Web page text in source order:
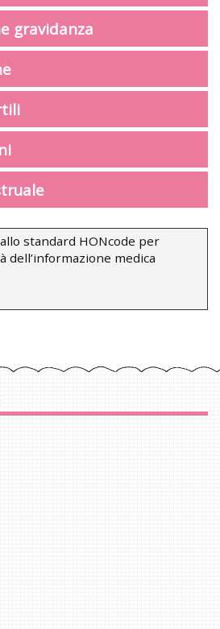
gravidanza
standard HONcode per
dell’informazione medica